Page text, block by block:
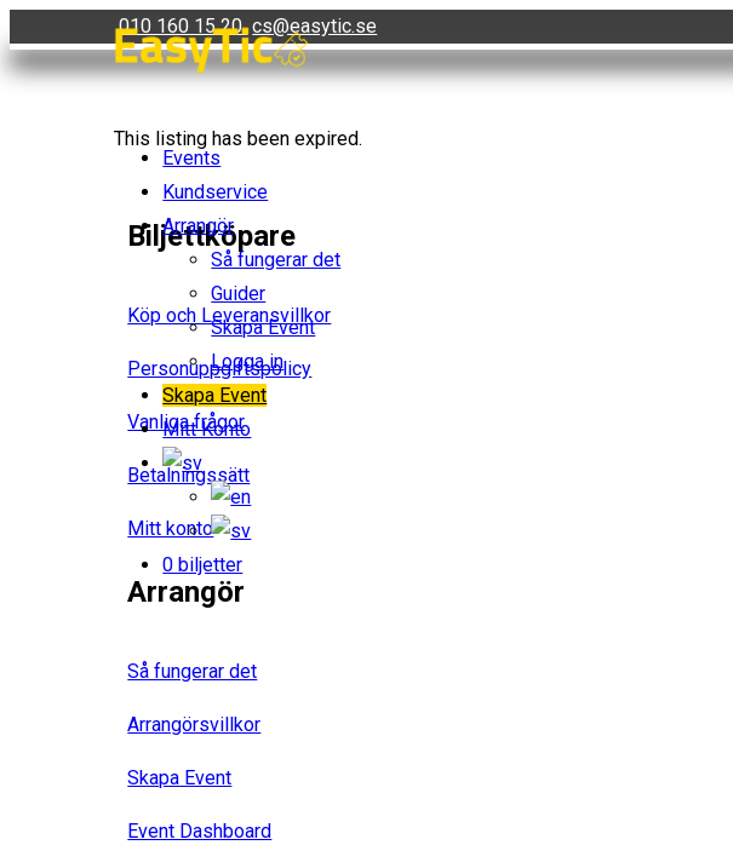
010 160 15 20 cs@easytic.se
Events
Kundservice
Arrangör
Så fungerar det
Guider
Skapa Event
Logga in
Skapa Event
Mitt Konto
0 biljetter
This listing has been expired.
Biljettköpare
Köp och Leveransvillkor
Personuppgiftspolicy
Vanliga frågor
Betalningssätt
Mitt konto
Arrangör
Så fungerar det
Arrangörsvillkor
Skapa Event
Event Dashboard